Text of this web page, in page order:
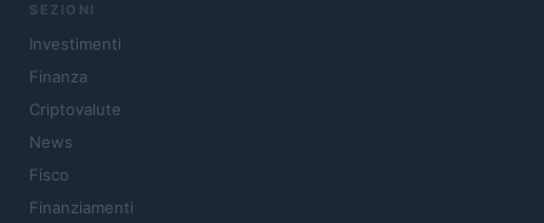
SEZIONI
Investimenti
Finanza
Criptovalute
News
Fisco
Finanziamenti